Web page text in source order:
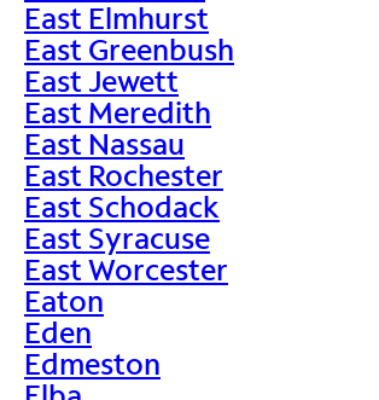
East Elmhurst
East Greenbush
East Jewett
East Meredith
East Nassau
East Rochester
East Schodack
East Syracuse
East Worcester
Eaton
Eden
Edmeston